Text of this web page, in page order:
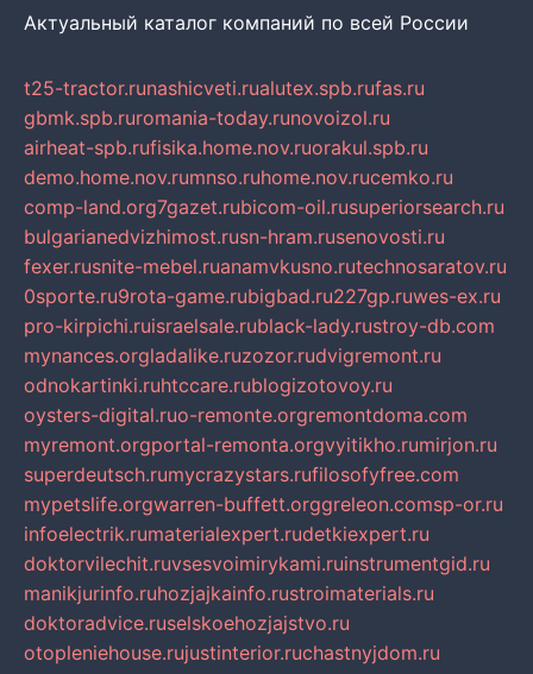
Актуальный каталог компаний по всей России
t25-tractor.runashicveti.rualutex.spb.rufas.ru
gbmk.spb.ruromania-today.runovoizol.ru
airheat-spb.rufisika.home.nov.ruorakul.spb.ru
demo.home.nov.rumnso.ruhome.nov.rucemko.ru
comp-land.org7gazet.rubicom-oil.rusuperiorsearch.ru
bulgarianedvizhimost.rusn-hram.rusenovosti.ru
fexer.rusnite-mebel.ruanamvkusno.rutechnosaratov.ru
0sporte.ru9rota-game.rubigbad.ru227gp.ruwes-ex.ru
pro-kirpichi.ruisraelsale.rublack-lady.rustroy-db.com
mynances.orgladalike.ruzozor.rudvigremont.ru
odnokartinki.ruhtccare.rublogizotovoy.ru
oysters-digital.ruo-remonte.orgremontdoma.com
myremont.orgportal-remonta.orgvyitikho.rumirjon.ru
superdeutsch.rumycrazystars.rufilosofyfree.com
mypetslife.orgwarren-buffett.orggreleon.comsp-or.ru
infoelectrik.rumaterialexpert.rudetkiexpert.ru
doktorvilechit.ruvsesvoimirykami.ruinstrumentgid.ru
manikjurinfo.ruhozjajkainfo.rustroimaterials.ru
doktoradvice.ruselskoehozjajstvo.ru
otopleniehouse.rujustinterior.ruchastnyjdom.ru